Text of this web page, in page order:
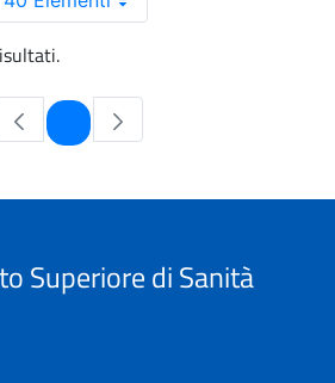
Pagina
Superiore di Sanità